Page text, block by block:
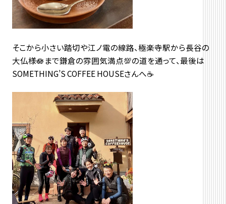
そこから小さい踏切や江ノ電の線路、極楽寺駅から長谷の
大仏様🪷まで鎌倉の雰囲気満点💯の道を通って、最後は
SOMETHING’S COFFEE HOUSEさんへ☕️